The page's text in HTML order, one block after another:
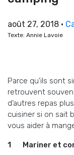
août 27, 2018 •
Texte: Annie Lavoie
Parce qu’ils sont
retrouvent
d’autres repas
cuisiner si on sait
vous aider à
Mariner et